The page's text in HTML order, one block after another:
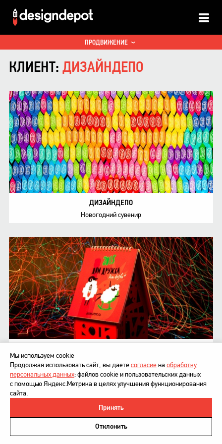
ПРОДВИЖЕНИЕ
КЛИЕНТ: ДИЗАЙНДЕПО
ДИЗАЙНДЕПО
Новогодний сувенир
Дом «Дружба»
Политика в отношении обработки персональных данных
Напишите нам
Мы используем cookie
Продолжая использовать сайт, вы даетесогласиена обработку
персональных данных: файлов cookie и пользовательских данных
с помощью Яндекс.Метрика в целях улучшения функционирования
сайта.
Принять
Отклонить